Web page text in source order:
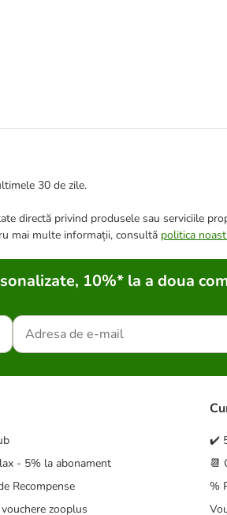
30 de zile.
directă privind produsele sau serviciile
mai multe informații, consultă politica
10%* la a doua
- 5% la abonament
Recompense
zooplus
✔️
📆
%